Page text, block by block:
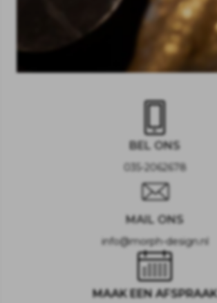
BEL ONS
035-2062678
MAIL ONS
info@morph-design.nl
MAAK EEN AFSPRAAK